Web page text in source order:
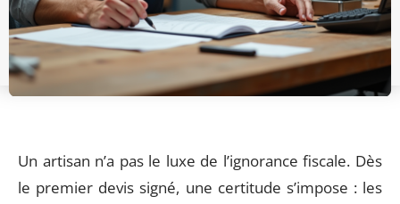
Un artisan n’a pas le luxe de l’ignorance fiscale. Dès
le premier devis signé, une certitude s’impose : les